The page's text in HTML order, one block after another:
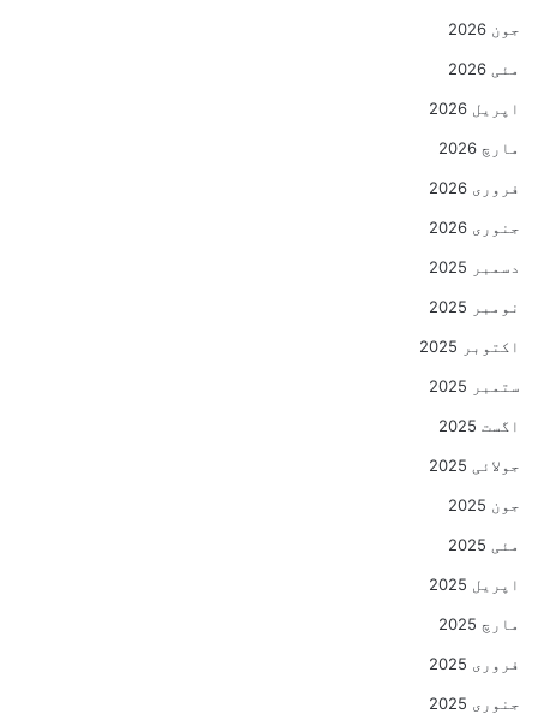
جون 2026
مئی 2026
اپریل 2026
مارچ 2026
فروری 2026
جنوری 2026
دسمبر 2025
نومبر 2025
اکتوبر 2025
ستمبر 2025
اگست 2025
جولائی 2025
جون 2025
مئی 2025
اپریل 2025
مارچ 2025
فروری 2025
جنوری 2025